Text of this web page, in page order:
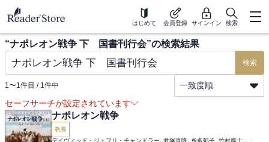
はじめて 会員登録 サインイン 検索
“ナポレオン戦争 下 国書刊行会”の検索結果
検索
1〜1件目 / 1件中
一致度順
セーフサーチが設定されています
ナポレオン戦争
教養